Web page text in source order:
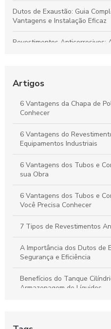
Dutos de Exaustão: Guia
Vantagens e Instalação Eficaz
Revestimentos Anticorrosivos:
Fluidos e Relevância Industrial
Dutos de Polipropileno:
Indispensáveis
Duto de Polipropileno:
e de Alto Desempenho
Artigos
6 Vantagens da Chapa de
Conhecer
6 Vantagens do
Equipamentos Industriais
6 Vantagens dos Tubos e
sua Obra
6 Vantagens dos Tubos e
Você Precisa Conhecer
7 Tipos de Revestimentos
A Importância dos Dutos de
Segurança e Eficiência
Benefícios do Tanque
Armazenagem de Líquidos